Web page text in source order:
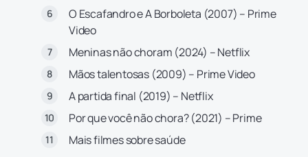
O Escafandro e A Borboleta (2007) – Prime
Video
Meninas não choram (2024) – Netflix
Mãos talentosas (2009) – Prime Video
A partida final (2019) – Netflix
Por que você não chora? (2021) – Prime
Mais filmes sobre saúde